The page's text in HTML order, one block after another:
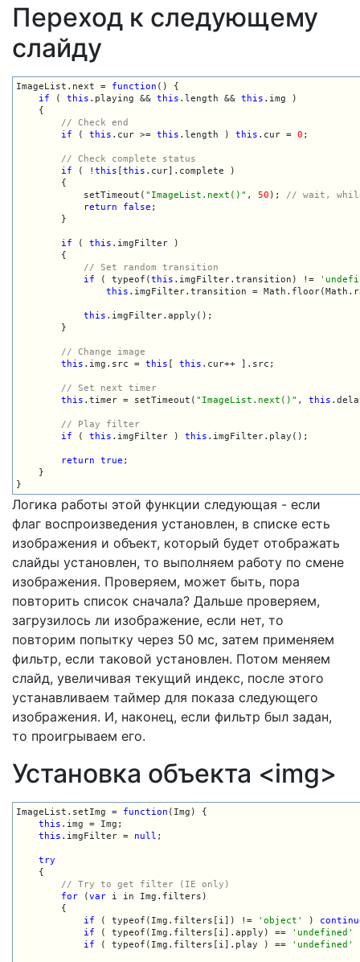
Переход к следующему
слайду
ImageList.next = function () {
if ( this .playing && this .length && this .img )
    {
// Check end
if ( this .cur >= this .length ) this .cur = 0 ;
// Check complete status
if ( ! this [this .cur].complete )
        {
            setTimeout(
"ImageList.next()" , 50 ); // wait,
return
false ;
        }
if ( this .imgFilter )
        {
// Set random transition
if ( typeof(this .imgFilter.transition) !=
this .imgFilter.transition =
this .imgFilter.apply();
        }
// Change image
this .img.src = this [ this .cur++ ].src;
// Set next timer
this .timer = setTimeout( "ImageList.next()" , this
// Play filter
if ( this .imgFilter ) this .imgFilter.play();
return true ;
    }
}
Логика работы этой функции следующая - если
флаг воспроизведения установлен, в списке есть
изображения и объект, который будет отображать
слайды установлен, то выполняем работу по смене
изображения. Проверяем, может быть, пора
повторить список сначала? Дальше проверяем,
загрузилось ли изображение, если нет, то
повторим попытку через 50 мс, затем применяем
фильтр, если таковой установлен. Потом меняем
слайд, увеличивая текущий индекс, после этого
устанавливаем таймер для показа следующего
изображения. И, наконец, если фильтр был задан,
то проигрываем его.
Установка объекта <img>
ImageList.setImg = function (Img) {
this .img = Img;
this .imgFilter = null ;
try
    {
// Try to get filter (IE only)
for (var i in Img.filters)
        {
if ( typeof(Img.filters[i]) != 'object' )
if ( typeof(Img.filters[i].apply) == 'undefined'
if ( typeof(Img.filters[i].play ) == 'undefined'